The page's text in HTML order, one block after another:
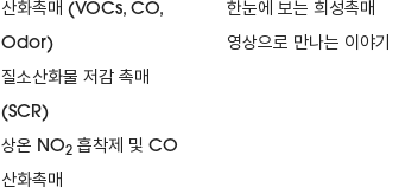
산화촉매 (VOCs, CO,
Odor)
질소산화물 저감 촉매
(SCR)
상온 NO2 흡착제 및 CO
산화촉매
한눈에 보는 희성촉매
영상으로 만나는 이야기